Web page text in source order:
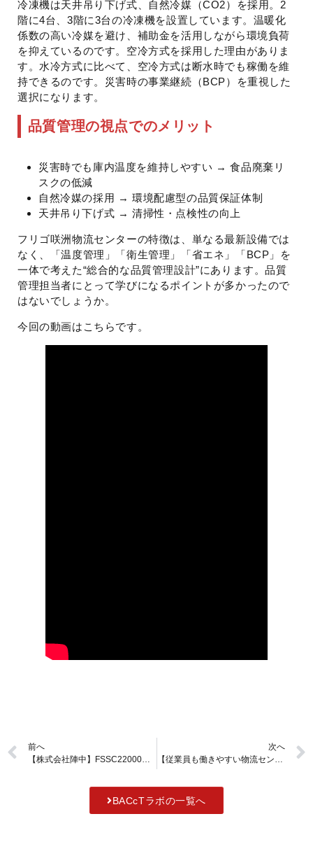
冷凍機は天井吊り下げ式、自然冷媒（CO2）を採用。2
階に4台、3階に3台の冷凍機を設置しています。温暖化
係数の高い冷媒を避け、補助金を活用しながら環境負荷
を抑えているのです。空冷方式を採用した理由がありま
す。水冷方式に比べて、空冷方式は断水時でも稼働を維
持できるのです。災害時の事業継続（BCP）を重視した
選択になります。
品質管理の視点でのメリット
災害時でも庫内温度を維持しやすい → 食品廃棄リ
スクの低減
自然冷媒の採用 → 環境配慮型の品質保証体制
天井吊り下げ式 → 清掃性・点検性の向上
フリゴ咲洲物流センターの特徴は、単なる最新設備では
なく、「温度管理」「衛生管理」「省エネ」「BCP」を
一体で考えた“総合的な品質管理設計”にあります。品質
管理担当者にとって学びになるポイントが多かったので
はないでしょうか。
今回の動画はこちらです。
前へ
【株式会社陣中】FSSC22000取得への道のりと微生物検査の工夫【品質管理インタビュー】
次へ
【従業員も働きやすい物流センター】大阪・株式会社フリゴの咲洲物流センターを見学しました【後編/株式会社フリゴ】
BACcTラボの一覧へ